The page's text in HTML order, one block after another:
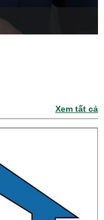
Xem tất cả